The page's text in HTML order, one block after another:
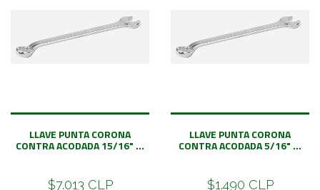
LLAVE PUNTA CORONA
CONTRA ACODADA 15/16" ...
$7.013 CLP
LLAVE PUNTA CORONA
CONTRA ACODADA 5/16" ...
$1.490 CLP